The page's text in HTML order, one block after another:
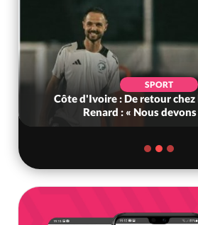
SPORT
Côte d'Ivoire : De retour chez
Renard : « Nous